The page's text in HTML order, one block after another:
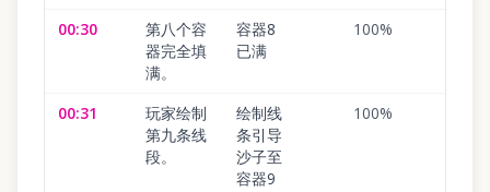
00:30
第八个容
器完全填
满。
容器8
已满
100%
00:31
玩家绘制
第九条线
段。
绘制线
条引导
沙子至
容器9
100%